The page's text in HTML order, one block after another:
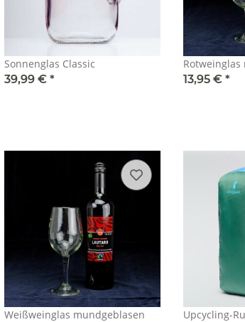
Sonnenglas Classic
39,99 € *
13,95 € *
Weißweinglas mundgeblasen
Upcycling-